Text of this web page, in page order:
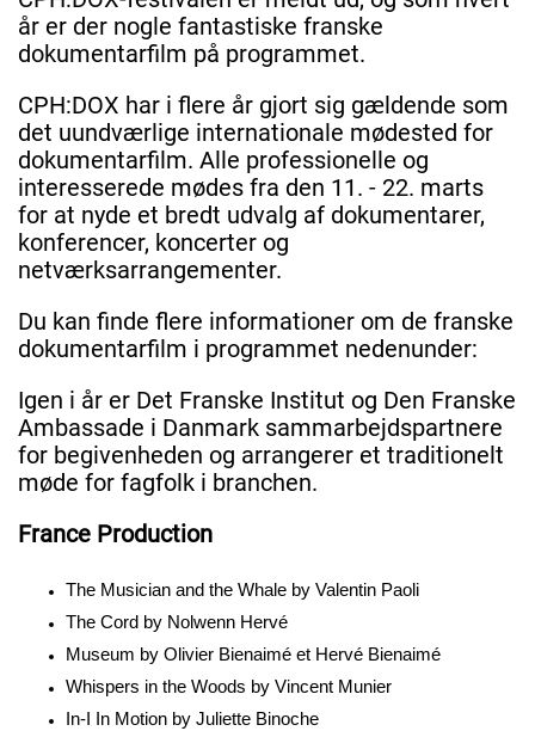
år er der nogle fantastiske franske
dokumentarfilm på programmet.
CPH:DOX har i flere år gjort sig gældende som
det uundværlige internationale mødested for
dokumentarfilm. Alle professionelle og
interesserede mødes fra den 11. - 22. marts
for at nyde et bredt udvalg af dokumentarer,
konferencer, koncerter og
netværksarrangementer.
Du kan finde flere informationer om de franske
dokumentarfilm i programmet nedenunder:
Igen i år er Det Franske Institut og Den Franske
Ambassade i Danmark sammarbejdspartnere
for begivenheden og arrangerer et traditionelt
møde for fagfolk i branchen.
France Production
The Musician and the Whale by Valentin Paoli
The Cord by Nolwenn Hervé
Museum by Olivier Bienaimé et Hervé Bienaimé
Whispers in the Woods by Vincent Munier
In-I In Motion by Juliette Binoche